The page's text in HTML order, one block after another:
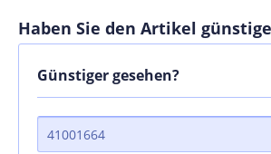
Haben Sie den Artikel
Günstiger gesehen?